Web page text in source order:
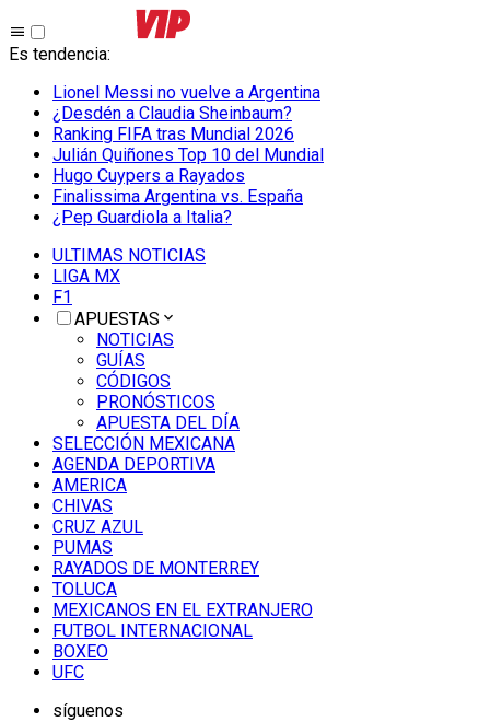
Es tendencia:
Lionel Messi no vuelve a Argentina
¿Desdén a Claudia Sheinbaum?
Ranking FIFA tras Mundial 2026
Julián Quiñones Top 10 del Mundial
Hugo Cuypers a Rayados
Finalissima Argentina vs. España
¿Pep Guardiola a Italia?
ULTIMAS NOTICIAS
LIGA MX
F1
APUESTAS
NOTICIAS
GUÍAS
CÓDIGOS
PRONÓSTICOS
APUESTA DEL DÍA
SELECCIÓN MEXICANA
AGENDA DEPORTIVA
AMERICA
CHIVAS
CRUZ AZUL
PUMAS
RAYADOS DE MONTERREY
TOLUCA
MEXICANOS EN EL EXTRANJERO
FUTBOL INTERNACIONAL
BOXEO
UFC
síguenos